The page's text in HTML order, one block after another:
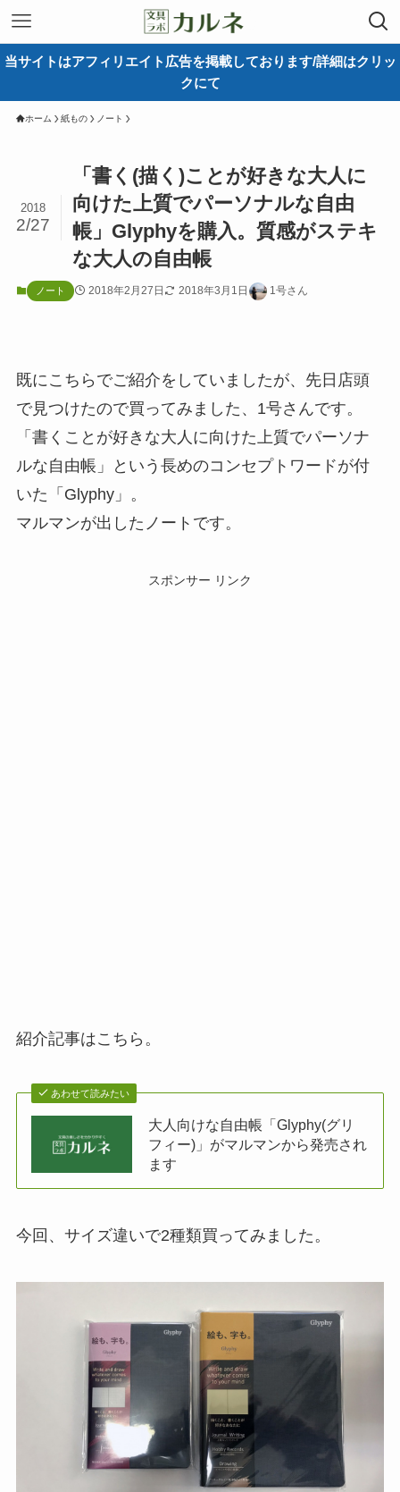
当サイトはアフィリエイト広告を掲載しております/詳細はクリッ
クにて
ホーム 紙もの ノート
「書く(描く)ことが好きな大人に
向けた上質でパーソナルな自由
帳」Glyphyを購入。質感がステキ
な大人の自由帳
2018
2/27
ノート 2018年2月27日 2018年3月1日 1号さん
既にこちらでご紹介をしていましたが、先日店頭
で見つけたので買ってみました、1号さんです。
「書くことが好きな大人に向けた上質でパーソナ
ルな自由帳」という長めのコンセプトワードが付
いた「Glyphy」。
マルマンが出したノートです。
スポンサー リンク
紹介記事はこちら。
あわせて読みたい
大人向けな自由帳「Glyphy(グリ
フィー)」がマルマンから発売され
ます
今回、サイズ違いで2種類買ってみました。